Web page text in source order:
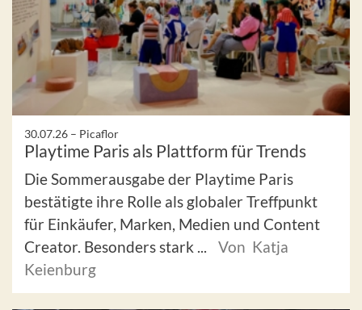
30.07.26 – Picaflor
Playtime Paris als Plattform für Trends
Die Sommerausgabe der Playtime Paris
bestätigte ihre Rolle als globaler Treffpunkt
für Einkäufer, Marken, Medien und Content
Creator. Besonders stark ...
Von Katja
Keienburg